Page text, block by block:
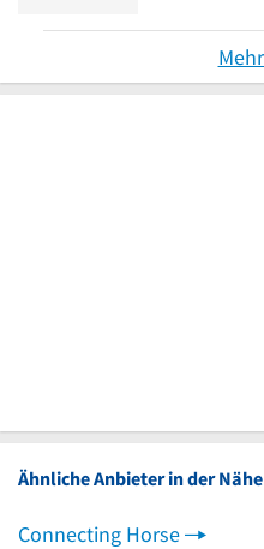
Ähnliche Anbieter in der Nähe
Connecting Horse